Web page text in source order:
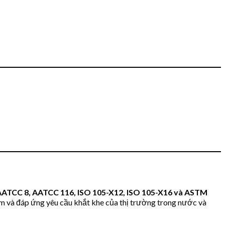
8, AATCC 116, ISO 105-X12, ISO 105-X16 và ASTM
và đáp ứng yêu cầu khắt khe của thị trường trong nước và